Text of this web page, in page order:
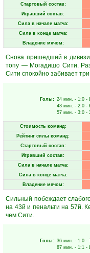
Стартовый состав:
Игравший состав:
Сила в начале матча:
Сила в конце матча:
Владение мячом:
Снова пришедший в
топу — Могадишо Сити.
Сити спокойно забивает
Голы: 24 мин. - 1:0 -
43 мин. - 2:0 -
57 мин. - 3:0 -
Стоимость команд:
Рейтинг силы команд:
Стартовый состав:
Игравший состав:
Сила в начале матча:
Сила в конце матча:
Владение мячом:
Сильный побеждает
на 43й и пенальти на 57й.
чем Сити.
Голы: 36 мин. - 1:0 -
87 мин. - 1:1 -